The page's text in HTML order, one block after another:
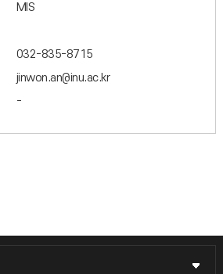
MIS
032-835-8715
jinwon.an@inu.ac.kr
-